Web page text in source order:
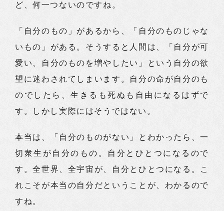
ど、何一つないのですね。
「自分のもの」があるから、「自分のものじゃな
いもの」がある。そうすると人間は、「自分が可
愛い、自分のものを増やしたい」という自分の欲
望に迷わされてしまいます。自分の命が自分のも
のでしたら、生きるも死ぬも自由になるはずで
す。しかし実際にはそうではない。
本当は、「自分のものがない」とわかったら、一
切衆生が自分のもの。自分とひとつになるので
す。全世界、全宇宙が、自分とひとつになる。こ
れこそが本当の自分だということが、わかるので
すね。